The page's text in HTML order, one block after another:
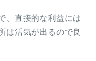
、直接的な利益には
は活気が出るので良